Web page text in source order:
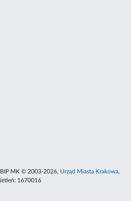
MK © 2003-2026, Urząd Miasta Krakowa,
1670016